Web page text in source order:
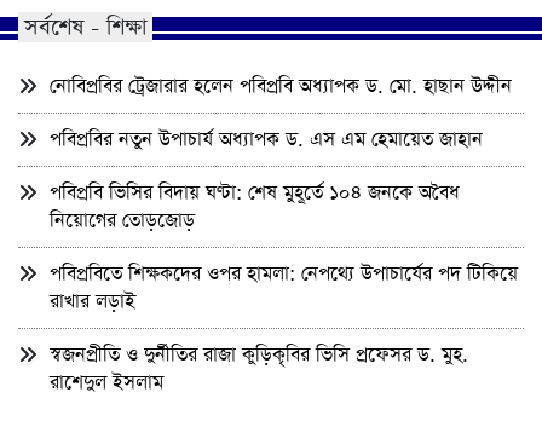
সর্বশেষ - শিক্ষা
নোবিপ্রবির ট্রেজারার হলেন পবিপ্রবি অধ্যাপক ড. মো. হাছান উদ্দীন
পবিপ্রবির নতুন উপাচার্য অধ্যাপক ড. এস এম হেমায়েত জাহান
পবিপ্রবি ভিসির বিদায় ঘণ্টা: শেষ মুহূর্তে ১০৪ জনকে অবৈধ
নিয়োগের তোড়জোড়
পবিপ্রবিতে শিক্ষকদের ওপর হামলা: নেপথ্যে উপাচার্যের পদ টিকিয়ে
রাখার লড়াই
স্বজনপ্রীতি ও দুর্নীতির রাজা কুড়িকৃবির ভিসি প্রফেসর ড. মুহ.
রাশেদুল ইসলাম